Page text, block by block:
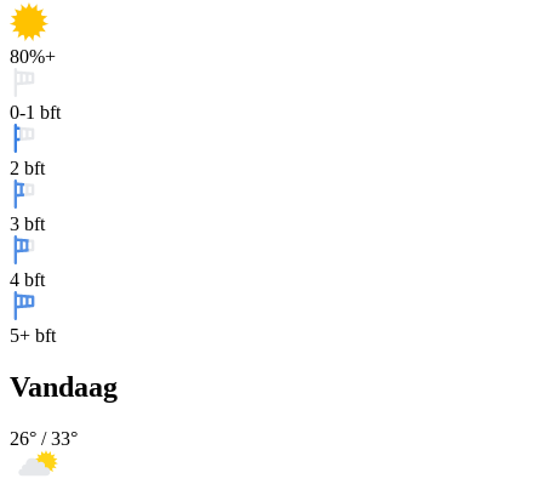
80%+
0-1 bft
2 bft
3 bft
4 bft
5+ bft
Vandaag
26° /33°